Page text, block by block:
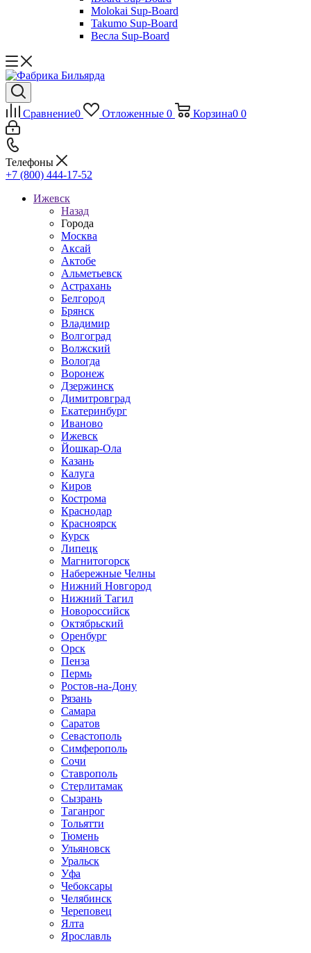
Molokai Sup-Board
Takumo Sup-Board
Весла Sup-Board
Сравнение0 Отложенные 0 Корзина0 0
Телефоны
+7 (800) 444-17-52
Ижевск
Назад
Города
Москва
Аксай
Актобе
Альметьевск
Астрахань
Белгород
Брянск
Владимир
Волгоград
Волжский
Вологда
Воронеж
Дзержинск
Димитровград
Екатеринбург
Иваново
Ижевск
Йошкар-Ола
Казань
Калуга
Киров
Кострома
Краснодар
Красноярск
Курск
Липецк
Магнитогорск
Набережные Челны
Нижний Новгород
Нижний Тагил
Новороссийск
Октябрьский
Оренбург
Орск
Пенза
Пермь
Ростов-на-Дону
Рязань
Самара
Саратов
Севастополь
Симферополь
Сочи
Ставрополь
Стерлитамак
Сызрань
Таганрог
Тольятти
Тюмень
Ульяновск
Уральск
Уфа
Чебоксары
Челябинск
Череповец
Ялта
Ярославль